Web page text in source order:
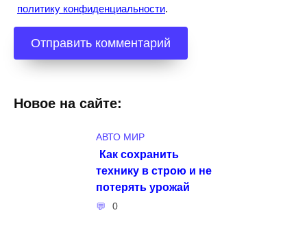
политику конфиденциальности.
Новое на сайте:
АВТО МИР
Как сохранить
технику в строю и не
потерять урожай
0